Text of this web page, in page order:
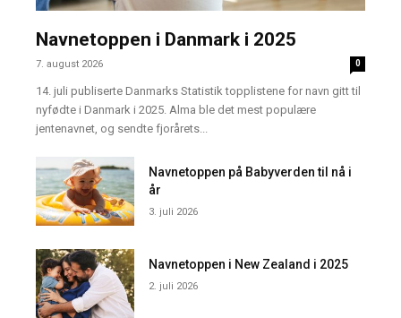
Navnetoppen i Danmark i 2025
7. august 2026 0
14. juli publiserte Danmarks Statistik topplistene for navn gitt til
nyfødte i Danmark i 2025. Alma ble det mest populære
jentenavnet, og sendte fjorårets...
Navnetoppen på Babyverden til nå i
år
3. juli 2026
Navnetoppen i New Zealand i 2025
2. juli 2026